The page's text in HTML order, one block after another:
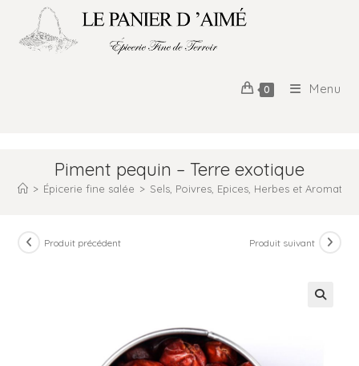
0 Menu
Piment pequin – Terre exotique
> Épicerie fine salée > Sels, Poivres, Epices, Herbes et Aromates
Produit précédent Produit suivant